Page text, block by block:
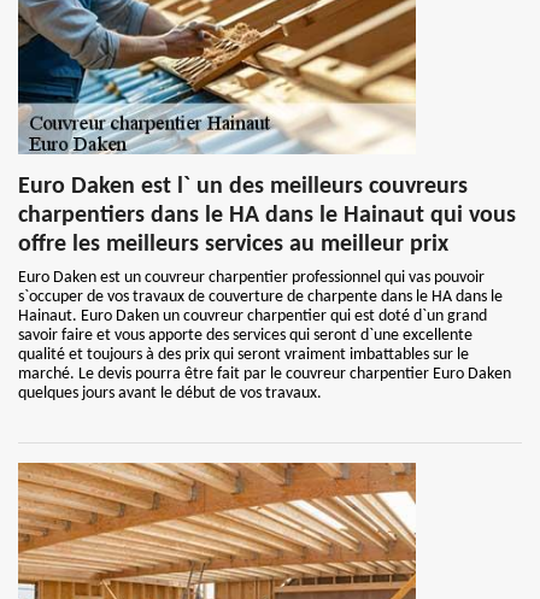
Euro Daken est l` un des meilleurs couvreurs
charpentiers dans le HA dans le Hainaut qui vous
offre les meilleurs services au meilleur prix
Euro Daken est un couvreur charpentier professionnel qui vas pouvoir
s`occuper de vos travaux de couverture de charpente dans le HA dans le
Hainaut. Euro Daken un couvreur charpentier qui est doté d`un grand
savoir faire et vous apporte des services qui seront d`une excellente
qualité et toujours à des prix qui seront vraiment imbattables sur le
marché. Le devis pourra être fait par le couvreur charpentier Euro Daken
quelques jours avant le début de vos travaux.